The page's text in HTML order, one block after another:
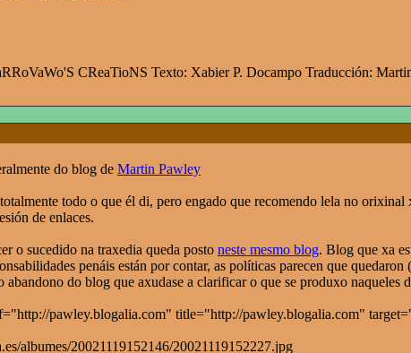
CReaTioNS Texto: Xabier P. Docampo Traducción:
do blog de Martin Pawley
todo o que él di, pero engado que recomendo lela no
de enlaces.
o sucedido na traxedia queda posto neste mesmo blog. Blog que xa
penáis están por contar, as políticas parecen que
abandono do blog que axudase a clarificar o que se produxo naqueles
pawley.blogalia.com" title="http://pawley.blogalia.com"